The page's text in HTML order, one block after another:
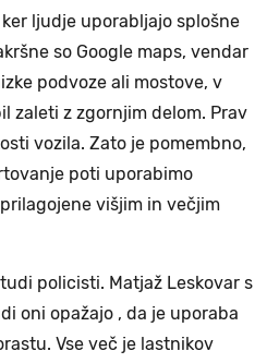
ljudje uporabljajo splošne
so Google maps, vendar
podvoze ali mostove, v
zaleti z zgornjim delom. Prav
vozila. Zato je pomembno,
poti uporabimo
prilagojene višjim in večjim
policisti. Matjaž Leskovar s
oni opažajo , da je uporaba
Vse več je lastnikov